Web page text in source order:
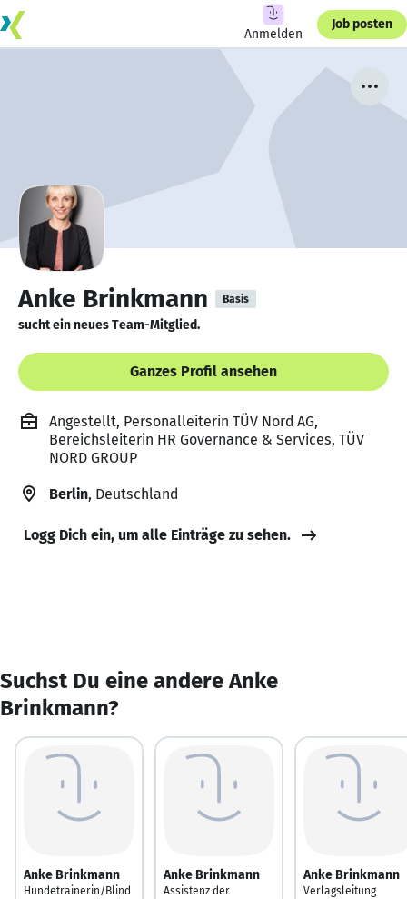
Anmelden
Job posten
Anke Brinkmann Basis
sucht ein neues Team-Mitglied.
Ganzes Profil ansehen
Angestellt, Personalleiterin TÜV Nord AG,
Bereichsleiterin HR Governance & Services, TÜV
NORD GROUP
Berlin, Deutschland
Logg Dich ein, um alle Einträge zu sehen.
Suchst Du eine andere Anke
Brinkmann?
Anke Brinkmann
Hundetrainerin/Blind
Anke Brinkmann
Assistenz der
Anke Brinkmann
Verlagsleitung